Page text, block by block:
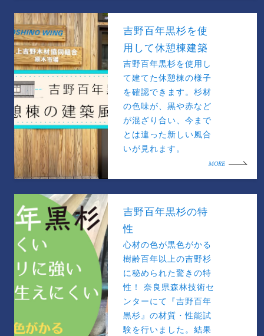
吉野百年黒杉を使
用して休憩棟建築
吉野百年黒杉を使用し
て建てた休憩棟の様子
を確認できます。杉材
の色味が、黒や赤など
が混ざり合い、今まで
とは違った新しい風合
いが見れます。
MORE
吉野百年黒杉の特
性
心材の色が黒色がかる
樹齢百年以上の吉野杉
に秘められた驚きの特
性！ 奈良県森林技術セ
ンターにて『吉野百年
黒杉』の材質・性能試
験を行いました。結果